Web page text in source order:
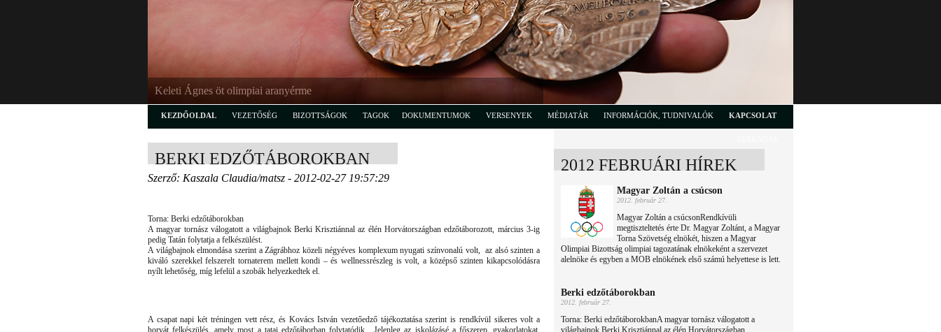
Keleti Ágnes öt olimpiai aranyérme
KEZDŐOLDAL VEZETŐSÉG BIZOTTSÁGOK TAGOK DOKUMENTUMOK VERSENYEK MÉDIATÁR INFORMÁCIÓK, TUDNIVALÓK KAPCSOLAT
BERKI EDZŐTÁBOROKBAN
Szerző: Kaszala Claudia/matsz - 2012-02-27 19:57:29
Torna: Berki edzőtáborokban
A magyar tornász válogatott a világbajnok Berki Krisztiánnal az élén Horvátországban edzőtáborozott, március 3-ig
pedig Tatán folytatja a felkészülést.
A világbajnok elmondása szerint a Zágrábhoz közeli négyéves komplexum nyugati színvonalú volt, az alsó szinten a
kiváló szerekkel felszerelt tornaterem mellett kondi – és wellnessrészleg is volt, a középső szinten kikapcsolódásra
nyílt lehetőség, míg lefelül a szobák helyezkedtek el.
A csapat napi két tréningen vett rész, és Kovács István vezetőedző tájékoztatása szerint is rendkívül sikeres volt a
horvát felkészülés, amely most a tatai edzőtáborban folytatódik. Jelenleg az iskolázásé a főszerep, gyakorlatokat,
2012 FEBRUÁRI HÍREK
Magyar Zoltán a csúcson
2012. február 27.
Magyar Zoltán a csúcsonRendkívüli
megtiszteltetés érte Dr. Magyar Zoltánt, a Magyar
Torna Szövetség elnökét, hiszen a Magyar
Olimpiai Bizottság olimpiai tagozatának elnökeként a szervezet
alelnöke és egyben a MOB elnökének első számú helyettese is lett.
Berki edzőtáborokban
2012. február 27.
Torna: Berki edzőtáborokbanA magyar tornász válogatott a
világbajnok Berki Krisztiánnal az élén Horvátországban